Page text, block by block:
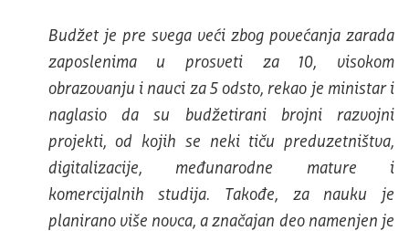
Budžet je pre svega veći zbog povećanja zarada
zaposlenima u prosveti za 10, visokom
obrazovanju i nauci za 5 odsto, rekao je ministar i
naglasio da su budžetirani brojni razvojni
projekti, od kojih se neki tiču preduzetništva,
digitalizacije, međunarodne mature i
komercijalnih studija. Takođe, za nauku je
planirano više novca, a značajan deo namenjen je